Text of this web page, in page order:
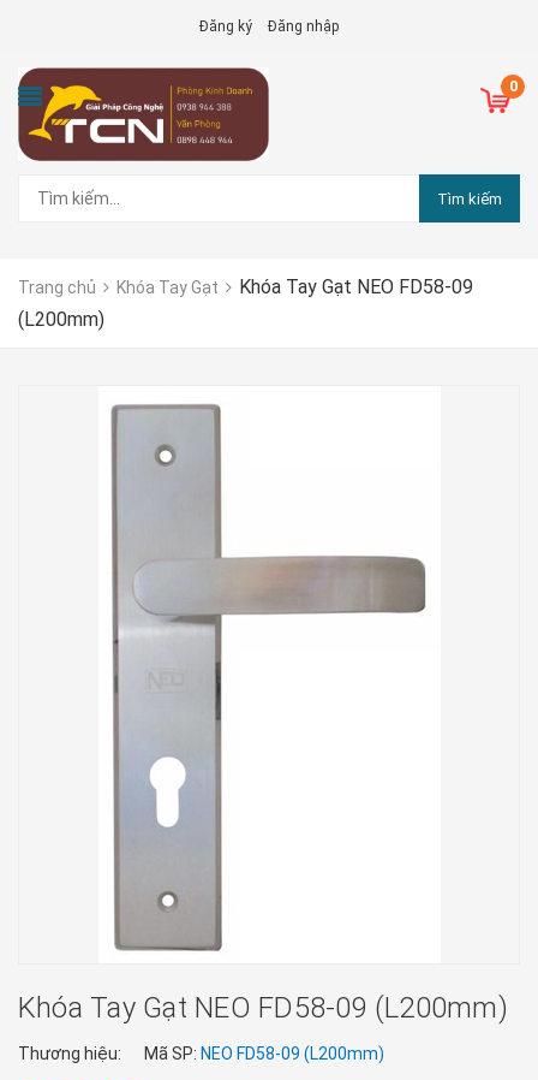
Đăng ký Đăng nhập
0
Tìm kiếm
Trang chủ Khóa Tay Gạt
Khóa Tay Gạt NEO FD58-09
(L200mm)
Khóa Tay Gạt NEO FD58-09 (L200mm)
Thương hiệu: Mã SP: NEO FD58-09 (L200mm)